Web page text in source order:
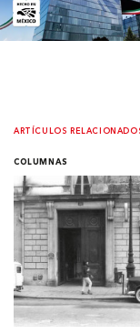
ARTÍCULOS
COLUMNAS